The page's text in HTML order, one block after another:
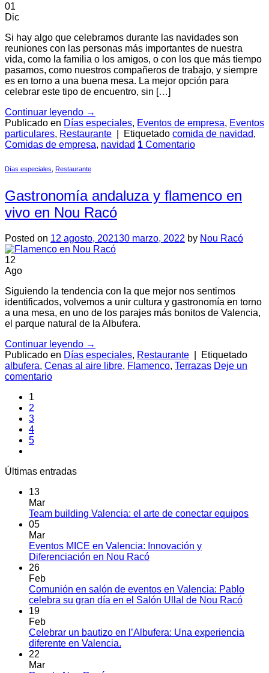
01
Dic
Si hay algo que celebramos durante las navidades son
reuniones con las personas más importantes de nuestra
vida, como la familia o los amigos, o con los que más tiempo
pasamos, como nuestros compañeros de trabajo, y siempre
es en torno a una buena mesa. La mejor opción para
celebrar este tipo de encuentro, sin […]
Continuar leyendo →
Publicado en Días especiales, Eventos de empresa, Eventos
particulares, Restaurante Etiquetado comida de navidad,
Comidas de empresa, navidad 1 Comentario
Días especiales Restaurante
Gastronomía andaluza y flamenco en
vivo en Nou Racó
Posted on 12 agosto, 202130 marzo, 2022 by Nou Racó
12
Ago
Siguiendo la tendencia con la que mejor nos sentimos
identificados, volvemos a unir cultura y gastronomía en torno
a una mesa, en uno de los parajes más bonitos de Valencia,
el parque natural de la Albufera.
Continuar leyendo →
Publicado en Días especiales, Restaurante
Etiquetado
albufera, Cenas al aire libre, Flamenco, Terrazas Deje un
comentario
1
2
3
4
5
Últimas entradas
13
Mar
Team building Valencia: el arte de conectar equiposNo
05
Mar
Eventos MICE en Valencia: Innovación y
Diferenciación en Nou RacóNo
en
Eventos
Valencia:
26
Feb
Comunión en salón de eventos en Valencia: Pablo
celebra su gran día en el Salón Ullal de Nou RacóNo
en
19
Feb
Celebrar un bautizo en l’Albufera: Una experiencia
diferente en Valencia.
22
Mar